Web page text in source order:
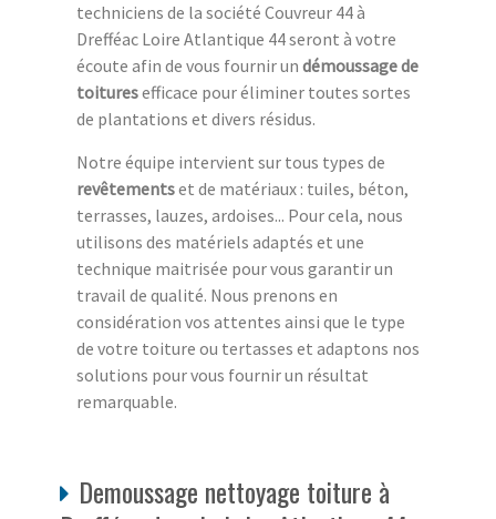
techniciens de la société Couvreur 44 à
Drefféac Loire Atlantique 44 seront à votre
écoute afin de vous fournir un démoussage de
toituresefficace pour éliminer toutes sortes
de plantations et divers résidus.
Notre équipe intervient sur tous types de
revêtementset de matériaux : tuiles, béton,
terrasses, lauzes, ardoises... Pour cela, nous
utilisons des matériels adaptés et une
technique maitrisée pour vous garantir un
travail de qualité. Nous prenons en
considération vos attentes ainsi que le type
de votre toiture ou tertasses et adaptons nos
solutions pour vous fournir un résultat
remarquable.
Demoussage nettoyage toiture à